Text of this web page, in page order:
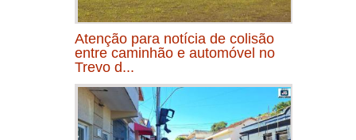
Atenção para notícia de colisão
entre caminhão e automóvel no
Trevo d...